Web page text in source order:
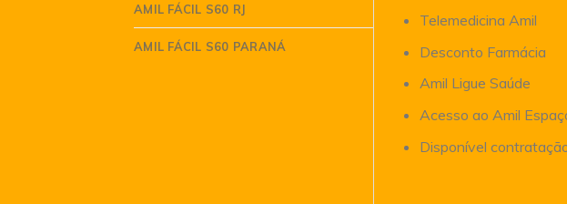
AMIL FÁCIL S60 RJ
AMIL FÁCIL S60 PARANÁ
Telemedicina Amil
Desconto Farmácia
Amil Ligue Saúde
Acesso ao Amil
Disponível